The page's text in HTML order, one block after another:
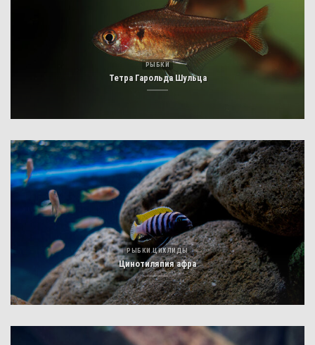
РЫБКИ
Тетра Гарольда Шульца
РЫБКИ ЦИХЛИДЫ
Цинотиляпия афра